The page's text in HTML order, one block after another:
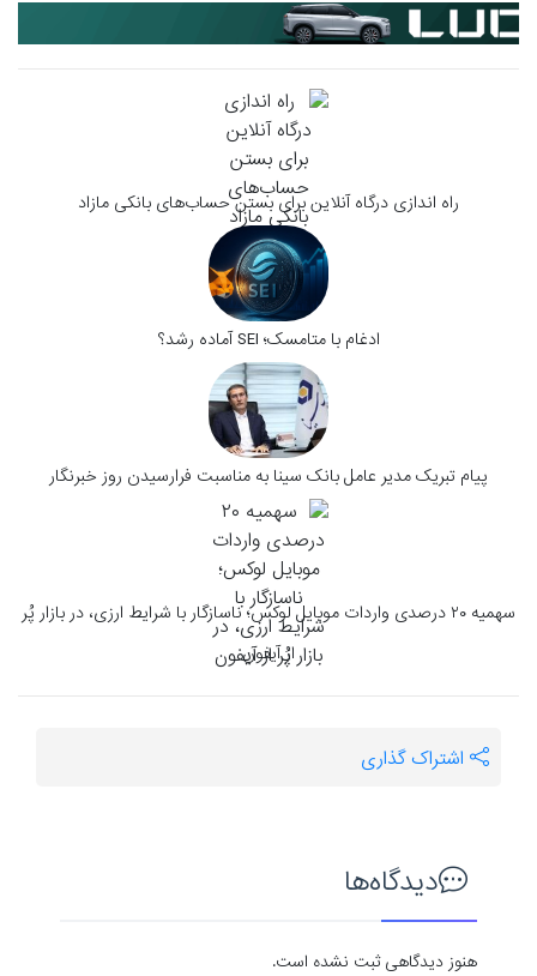
راه اندازی درگاه آنلاین برای بستن حساب‌های بانکی مازاد
ادغام با متامسک؛ SEI آماده رشد؟
پیام تبریک مدیر عامل بانک سینا به مناسبت فرارسیدن روز خبرنگار
سهمیه ۲۰ درصدی واردات موبایل لوکس؛ ناسازگار با شرایط ارزی، در بازار پُر
از آیفون
اشتراک گذاری
دیدگاه‌ها
هنوز دیدگاهی ثبت نشده است.